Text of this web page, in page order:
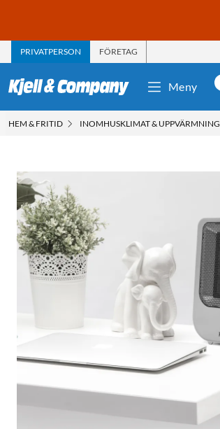
PRIVATPERSON FÖRETAG
Meny
HEM & FRITID INOMHUSKLIMAT & UPPVÄRMNING